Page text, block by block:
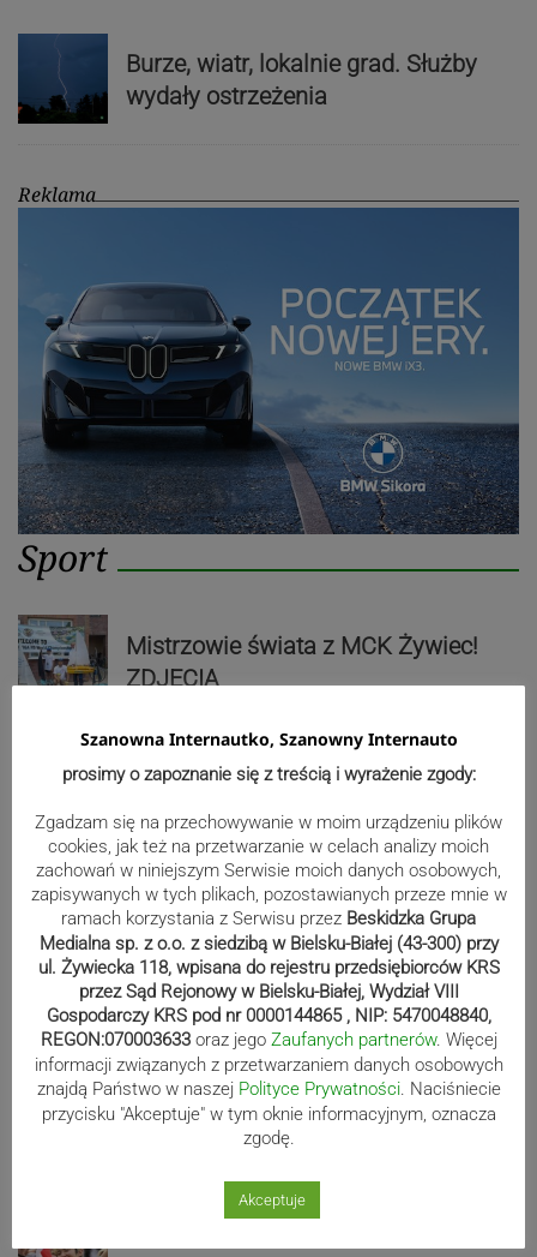
Burze, wiatr, lokalnie grad. Służby
wydały ostrzeżenia
Reklama
Sport
Mistrzowie świata z MCK Żywiec!
ZDJĘCIA
Bracia Szejowie ruszają po kolejne
punkty. Liderzy mistrzostw
wystartują w Rajdzie Rzeszowskim
80-lecie Soły Kobiernice. Będzie się
działo! SZCZEGÓŁOWY PROGRAM
Kaniów stolicą europejskiego kajak
polo. Kilkadziesiąt drużyn z całej
Europy rywalizowało przez trzy dni
Szanowna Internautko, Szanowny Internauto
prosimy o zapoznanie się z treścią i wyrażenie zgody:
Zgadzam się na przechowywanie w moim urządzeniu plików
cookies, jak też na przetwarzanie w celach analizy moich
zachowań w niniejszym Serwisie moich danych osobowych,
zapisywanych w tych plikach, pozostawianych przeze mnie w
ramach korzystania z Serwisu przez Beskidzka Grupa
Medialna sp. z o.o. z siedzibą w Bielsku-Białej (43-300) przy
ul. Żywiecka 118, wpisana do rejestru przedsiębiorców KRS
przez Sąd Rejonowy w Bielsku-Białej, Wydział VIII
Gospodarczy KRS pod nr 0000144865 , NIP: 5470048840,
REGON:070003633 oraz jego Zaufanych partnerów. Więcej
informacji związanych z przetwarzaniem danych osobowych
znajdą Państwo w naszej Polityce Prywatności. Naciśniecie
przycisku "Akceptuje" w tym oknie informacyjnym, oznacza
zgodę.
Akceptuje